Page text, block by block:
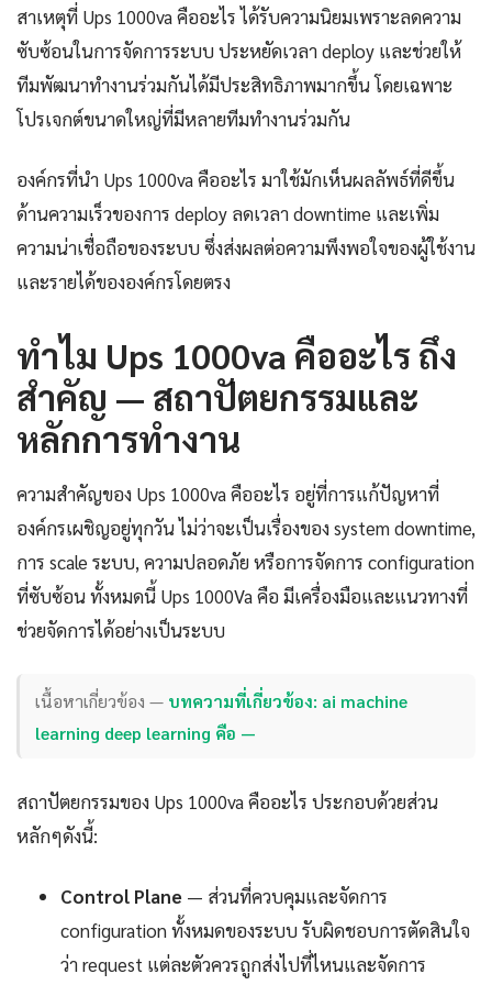
สาเหตุที่ Ups 1000va คืออะไร ได้รับความนิยมเพราะลดความ
ซับซ้อนในการจัดการระบบ ประหยัดเวลา deploy และช่วยให้
ทีมพัฒนาทำงานร่วมกันได้มีประสิทธิภาพมากขึ้น โดยเฉพาะ
โปรเจกต์ขนาดใหญ่ที่มีหลายทีมทำงานร่วมกัน
องค์กรที่นำ Ups 1000va คืออะไร มาใช้มักเห็นผลลัพธ์ที่ดีขึ้น
ด้านความเร็วของการ deploy ลดเวลา downtime และเพิ่ม
ความน่าเชื่อถือของระบบ ซึ่งส่งผลต่อความพึงพอใจของผู้ใช้งาน
และรายได้ขององค์กรโดยตรง
ทำไม Ups 1000va คืออะไร ถึง
สำคัญ — สถาปัตยกรรมและ
หลักการทำงาน
ความสำคัญของ Ups 1000va คืออะไร อยู่ที่การแก้ปัญหาที่
องค์กรเผชิญอยู่ทุกวัน ไม่ว่าจะเป็นเรื่องของ system downtime,
การ scale ระบบ, ความปลอดภัย หรือการจัดการ configuration
ที่ซับซ้อน ทั้งหมดนี้ Ups 1000Va คือ มีเครื่องมือและแนวทางที่
ช่วยจัดการได้อย่างเป็นระบบ
เนื้อหาเกี่ยวข้อง — บทความที่เกี่ยวข้อง: ai machine
learning deep learning คือ —
สถาปัตยกรรมของ Ups 1000va คืออะไร ประกอบด้วยส่วน
หลักๆดังนี้:
Control Plane — ส่วนที่ควบคุมและจัดการ
configuration ทั้งหมดของระบบ รับผิดชอบการตัดสินใจ
ว่า request แต่ละตัวควรถูกส่งไปที่ไหนและจัดการ